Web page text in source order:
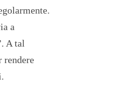
a
A tal
rendere